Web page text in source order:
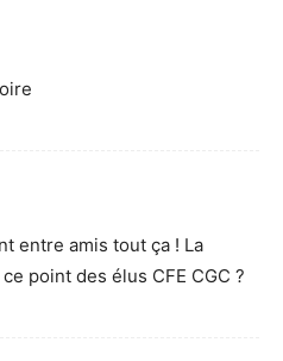
entre amis tout ça ! La
point des élus CFE CGC ?